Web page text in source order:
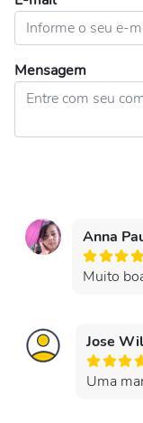
Mensagem
Anna
Muito
Jose
Uma